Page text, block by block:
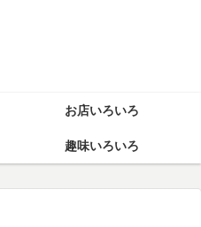
お店いろいろ
趣味いろいろ